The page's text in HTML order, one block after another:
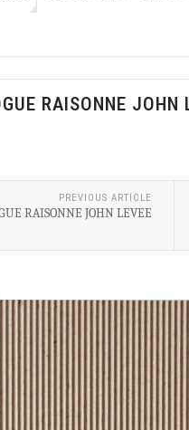
RAISONNE JOHN
PREVIOUS ARTICLE
RAISONNE JOHN LEVEE